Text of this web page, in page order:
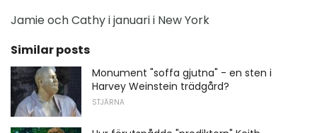
Jamie och Cathy i januari i New York
Similar posts
Monument "soffa gjutna" - en sten i
Harvey Weinstein trädgård?
STJÄRNA